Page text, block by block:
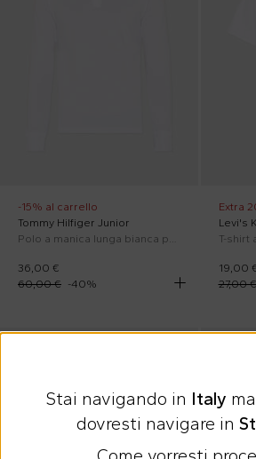
-15% al carrello
Tommy Hilfiger Junior
36,00 €
60,00 € -40%
Extra
Levi's
19,00
27,00 €
Stai navigando in Italy
dovresti navigare in